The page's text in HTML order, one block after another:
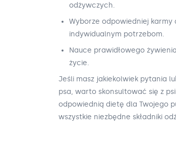
odżywczych.
Wyborze odpowiedniej
indywidualnym potrzebom.
Nauce prawidłowego
życie.
Jeśli masz jakiekolwiek pytania
psa, warto skonsultować się z
odpowiednią dietę dla Twojego
wszystkie niezbędne składniki